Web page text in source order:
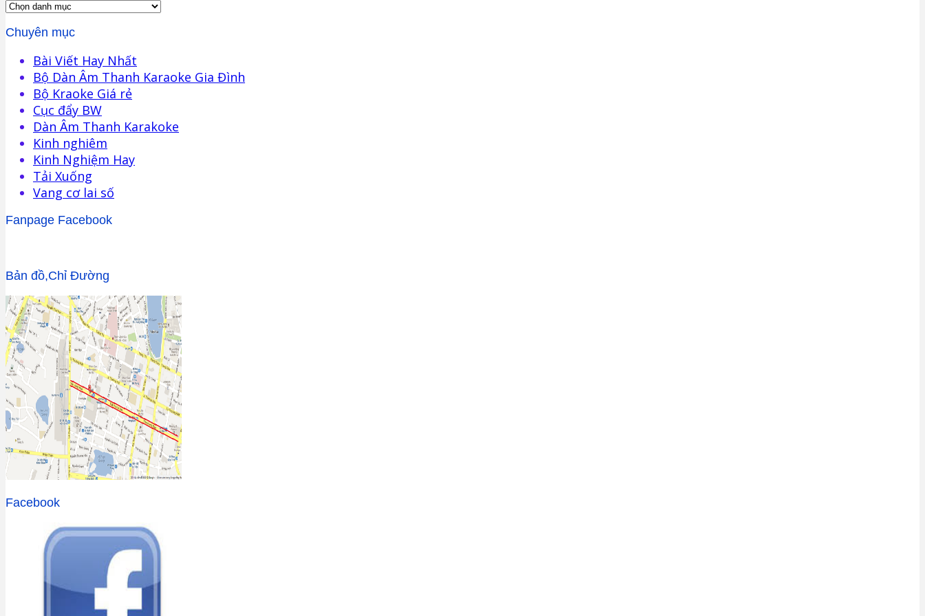
Chuyên mục
Bài Viết Hay Nhất
Bộ Dàn Âm Thanh Karaoke Gia Đình
Bộ Kraoke Giá rẻ
Cục đẩy BW
Dàn Âm Thanh Karakoke
Kinh nghiêm
Kinh Nghiệm Hay
Tải Xuống
Vang cơ lai số
Fanpage Facebook
Bản đồ,Chỉ Đường
Facebook